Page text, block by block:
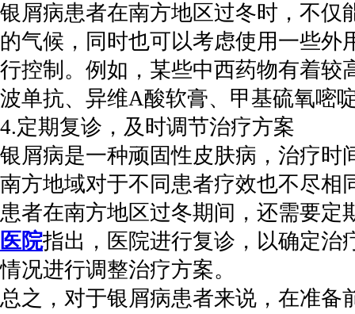
银屑病患者在南方地区过冬时，不仅
的气候，同时也可以考虑使用一些外
行控制。例如，某些中西药物有着较
波单抗、异维A酸软膏、甲基硫氧嘧
4.定期复诊，及时调节治疗方案
银屑病是一种顽固性皮肤病，治疗时
南方地域对于不同患者疗效也不尽相
患者在南方地区过冬期间，还需要定
医院指出，医院进行复诊，以确定治
情况进行调整治疗方案。
总之，对于银屑病患者来说，在准备